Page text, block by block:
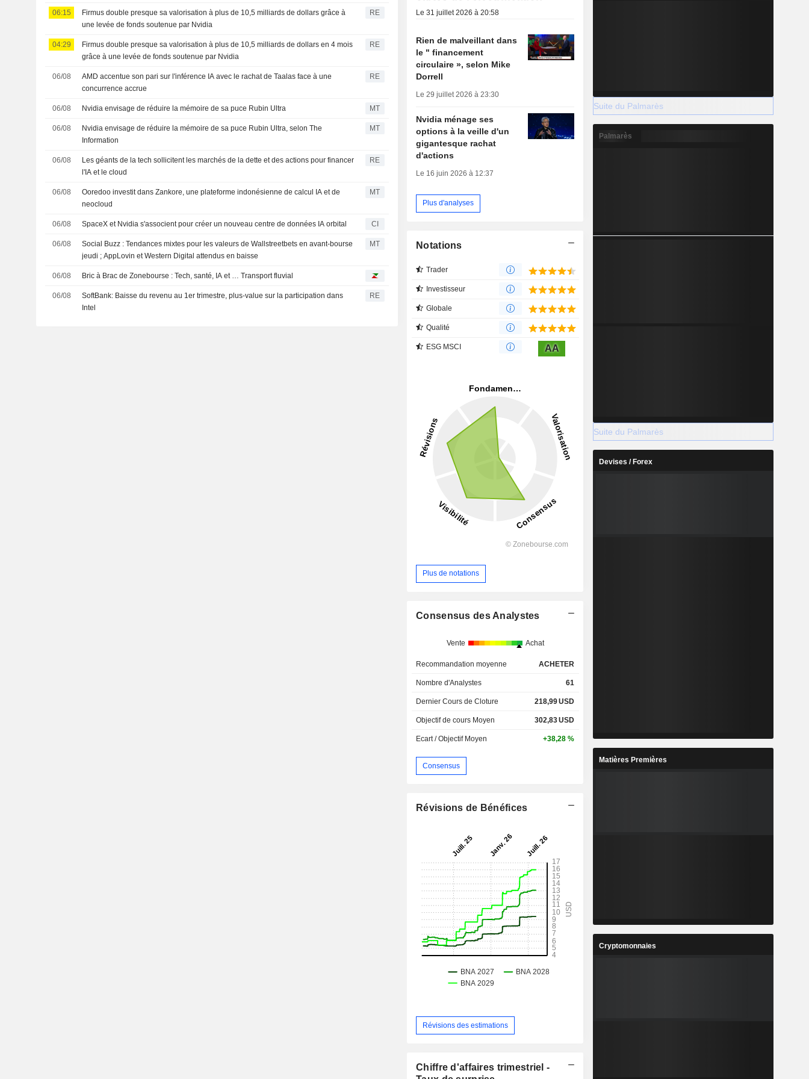
06:15
Firmus double presque sa valorisation à plus de 10,5 milliards de dollars grâce à
une levée de fonds soutenue par Nvidia
RE
04:29
Firmus double presque sa valorisation à plus de 10,5 milliards de dollars en 4 mois
grâce à une levée de fonds soutenue par Nvidia
RE
06/08
AMD accentue son pari sur l'inférence IA avec le rachat de Taalas face à une
concurrence accrue
RE
06/08 Nvidia envisage de réduire la mémoire de sa puce Rubin Ultra MT
06/08
Nvidia envisage de réduire la mémoire de sa puce Rubin Ultra, selon The
Information
MT
06/08
Les géants de la tech sollicitent les marchés de la dette et des actions pour financer
l'IA et le cloud
RE
06/08
Ooredoo investit dans Zankore, une plateforme indonésienne de calcul IA et de
neocloud
MT
06/08 SpaceX et Nvidia s'associent pour créer un nouveau centre de données IA orbital CI
06/08
Social Buzz : Tendances mixtes pour les valeurs de Wallstreetbets en avant-bourse
jeudi ; AppLovin et Western Digital attendus en baisse
MT
06/08 Bric à Brac de Zonebourse : Tech, santé, IA et … Transport fluvial
06/08
SoftBank: Baisse du revenu au 1er trimestre, plus-value sur la participation dans
Intel
RE
Le 31 juillet 2026 à 20:58
Rien de malveillant dans
le " financement
circulaire », selon Mike
Dorrell
Le 29 juillet 2026 à 23:30
Nvidia ménage ses
options à la veille d'un
gigantesque rachat
d'actions
Le 16 juin 2026 à 12:37
Plus d'analyses
Notations
Trader
Investisseur
Globale
Qualité
ESG MSCI AA
Plus de notations
Consensus des Analystes
Vente Achat
Recommandation moyenne ACHETER
Nombre d'Analystes 61
Dernier Cours de Cloture 218,99USD
Objectif de cours Moyen 302,83USD
Ecart / Objectif Moyen +38,28 %
Consensus
Révisions de Bénéfices
Révisions des estimations
Chiffre d'affaires trimestriel -
Suite du Palmarès
Palmarès
Suite du Palmarès
Devises / Forex
Matières Premières
Cryptomonnaies